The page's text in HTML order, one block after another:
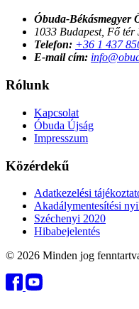
Óbuda-Békásmegyer
1033 Budapest, Fő tér
Telefon: +36 1 437
E-mail cím:
Rólunk
Kapcsolat
Óbuda Újság
Impresszum
Közérdekű
Adatkezelési
Akadálymentesítési
Széchenyi 2020
Hibabejelentés
© 2026 Minden jog